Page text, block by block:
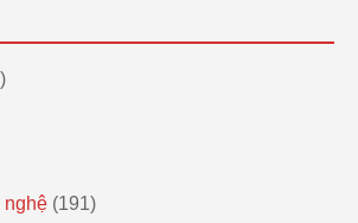
nghệ (191)